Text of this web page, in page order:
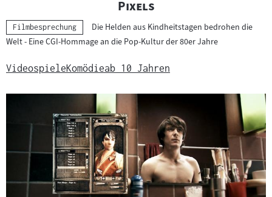
"
Pixels"
Kategorie:
Filmbesprechung
Die Helden aus Kindheitstagen bedrohen die
Welt - Eine CGI-Hommage an die Pop-Kultur der 80er Jahre
VideospieleKomödieab 10 Jahren